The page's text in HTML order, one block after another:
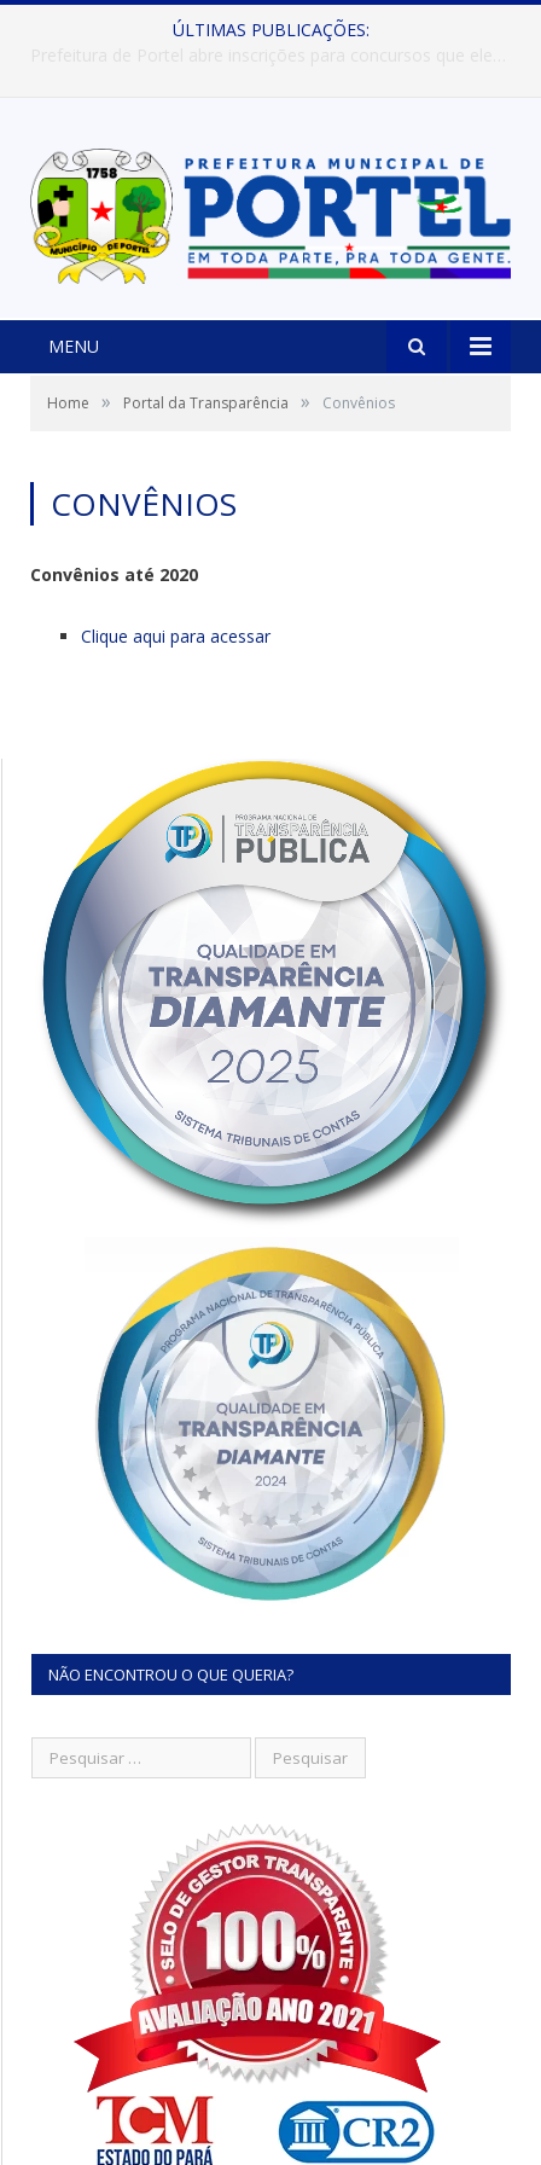
ÚLTIMAS PUBLICAÇÕES:
MENU
Home » Portal da Transparência » Convênios
CONVÊNIOS
Convênios até 2020
Clique aqui para acessar
NÃO ENCONTROU O QUE QUERIA?